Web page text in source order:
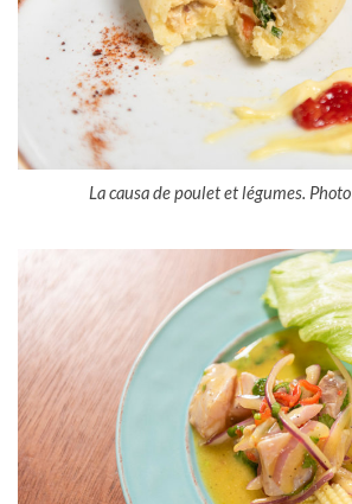
La causa de poulet et légumes. Photo